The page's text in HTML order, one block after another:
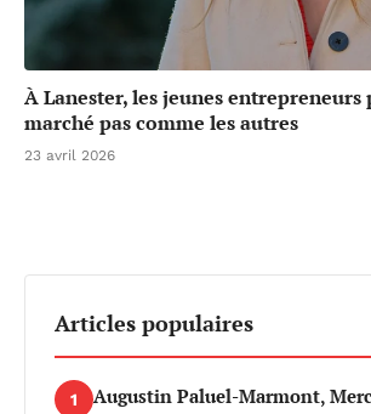
À Lanester, les jeunes
marché pas comme les autres
23 avril 2026
Articles populaires
1
Augustin Paluel-Marmont,